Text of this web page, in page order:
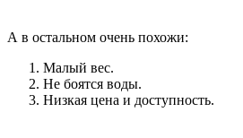
А в остальном очень похожи:
Малый вес.
Не боятся воды.
Низкая цена и доступность.